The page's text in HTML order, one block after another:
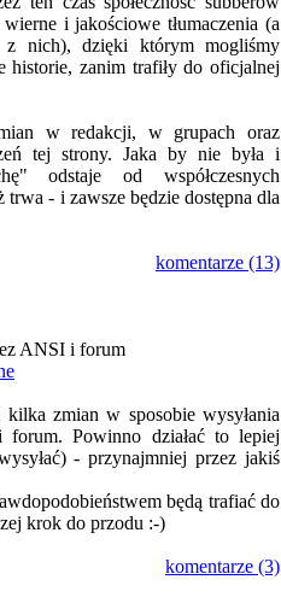
i jakościowe tłumaczenia (a
z nich), dzięki którym mogliśmy
historie, zanim trafiły do oficjalnej
w redakcji, w grupach oraz
tej strony. Jaka by nie była i
odstaje od współczesnych
trwa - i zawsze będzie dostępna dla
komentarze (13)
ANSI i forum
kilka zmian w sposobie wysyłania
Powinno działać to lepiej
- przynajmniej przez jakiś
będą trafiać do
krok do przodu :-)
komentarze (3)